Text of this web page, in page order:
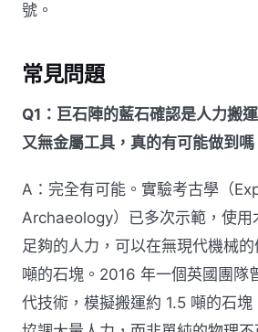
號。
常見問題
Q1：巨石陣的藍石確認是人力搬
又無金屬工具，真的有可能做到嗎
A：完全有可能。實驗考古學（
Archaeology）已多次示範，使用
足夠的人力，可以在無現代機械
噸的石塊。2016 年一個英國團隊
代技術，模擬搬運約 1.5 噸的石塊